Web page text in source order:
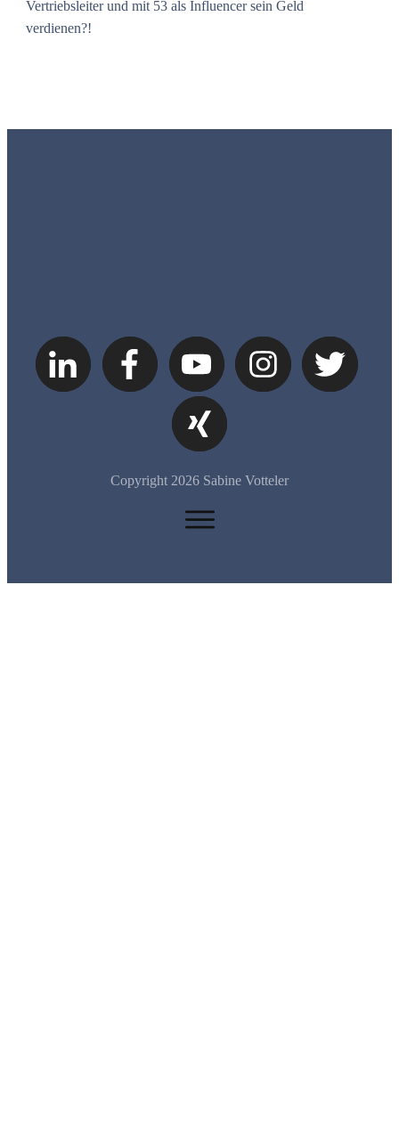
Vertriebsleiter und mit 53 als Influencer sein Geld
verdienen?!
Copyright 2026 Sabine Votteler